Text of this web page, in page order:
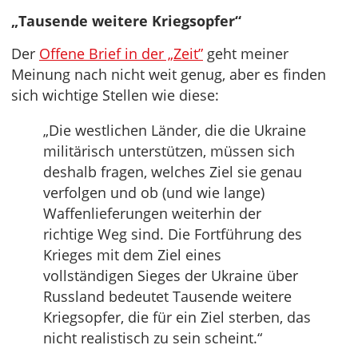
„Tausende weitere Kriegsopfer“
Der Offene Brief in der „Zeit” geht meiner
Meinung nach nicht weit genug, aber es finden
sich wichtige Stellen wie diese:
„Die westlichen Länder, die die Ukraine
militärisch unterstützen, müssen sich
deshalb fragen, welches Ziel sie genau
verfolgen und ob (und wie lange)
Waffenlieferungen weiterhin der
richtige Weg sind. Die Fortführung des
Krieges mit dem Ziel eines
vollständigen Sieges der Ukraine über
Russland bedeutet Tausende weitere
Kriegsopfer, die für ein Ziel sterben, das
nicht realistisch zu sein scheint.“